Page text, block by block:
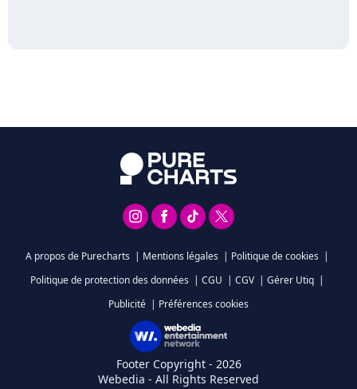
A propos de Purecharts | Mentions légales | Politique de cookies |
Politique de protection des données | CGU | CGV | Gérer Utiq |
Publicité | Préférences cookies
Footer Copyright - 2026
Webedia - All Rights Reserved